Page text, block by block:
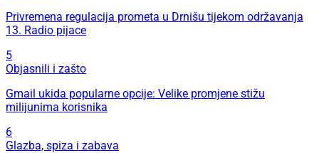
Privremena regulacija prometa u Drnišu tijekom održavanja
13. Radio pijace
5
Objasnili i zašto
Gmail ukida popularne opcije: Velike promjene stižu
milijunima korisnika
6
Glazba, spiza i zabava